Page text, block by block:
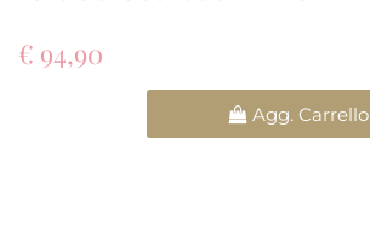
€ 94,90
Agg. Carrello